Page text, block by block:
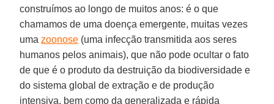
construímos ao longo de muitos anos: é o que
chamamos de uma doença emergente, muitas vezes
umazoonose (uma infecção transmitida aos seres
humanos pelos animais), que não pode ocultar o fato
de que é o produto da destruição da biodiversidade e
do sistema global de extração e de produção
intensiva, bem como da generalizada e rápida